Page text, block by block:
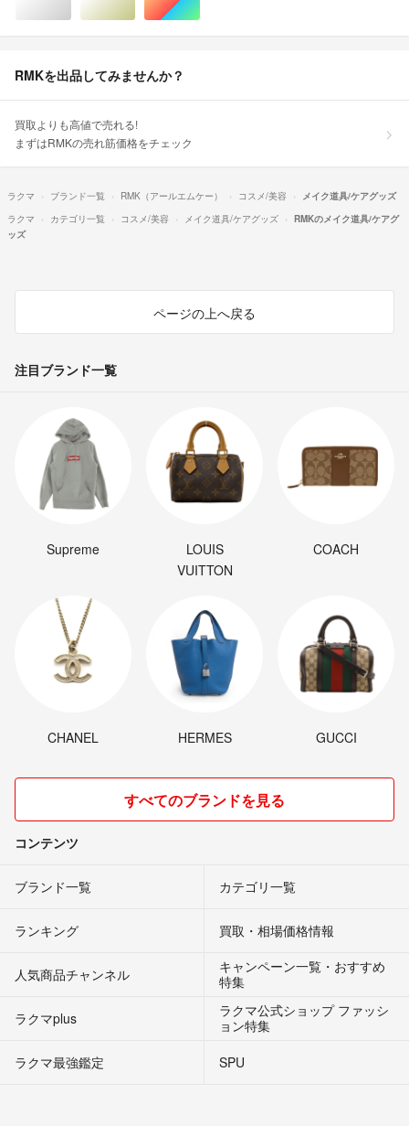
シルバー/銀色系ゴールド/金色系マルチカラー
RMKを出品してみませんか？
買取よりも高値で売れる!
まずはRMKの売れ筋価格をチェック
ラクマ ブランド一覧 RMK（アールエムケー） コスメ/美容
メイク道具/ケアグッズ
ラクマ
カテゴリ一覧 コスメ/美容 メイク道具/ケアグッズ
RMKのメイク道具/ケアグ
ッズ
ページの上へ戻る
注目ブランド一覧
Supreme
LOUIS
VUITTON
COACH
CHANEL HERMES GUCCI
すべてのブランドを見る
コンテンツ
ブランド一覧 カテゴリ一覧
ランキング 買取・相場価格情報
人気商品チャンネル
キャンペーン一覧・おすすめ
特集
ラクマplus
ラクマ公式ショップ ファッシ
ョン特集
ラクマ最強鑑定
SPU